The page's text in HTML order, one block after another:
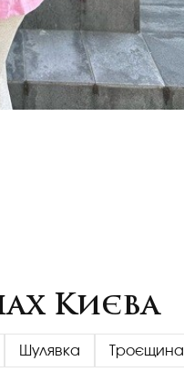
Києва
Шулявка Троєщина